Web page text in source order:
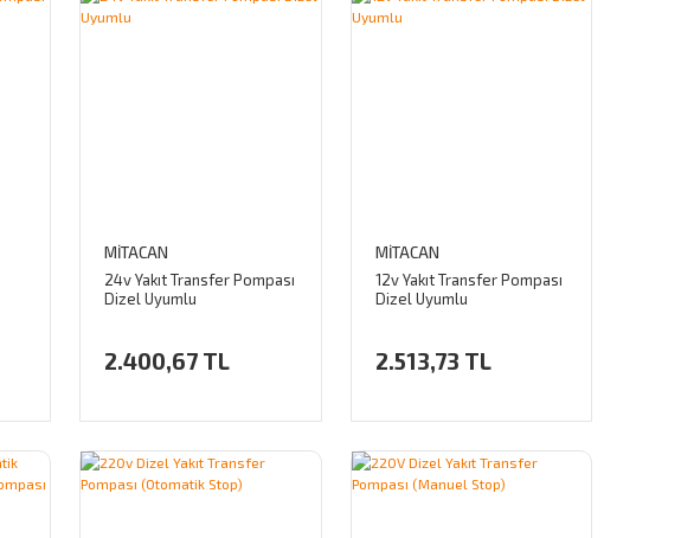
MİTACAN
24v Yakıt Transfer Pompası
Dizel Uyumlu
2.400,67 TL
MİTACAN
12v Yakıt Transfer Pompası
Dizel Uyumlu
2.513,73 TL